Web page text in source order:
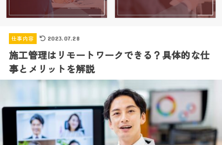
仕事内容 2023.07.28
施工管理はリモートワークできる？具体的な仕
事とメリットを解説